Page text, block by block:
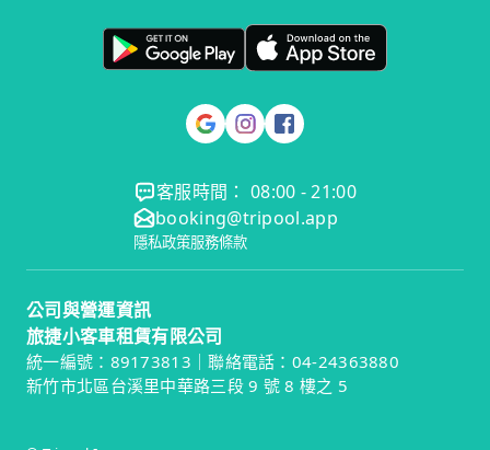
客服時間： 08:00 - 21:00
booking@tripool.app
隱私政策服務條款
公司與營運資訊
旅捷小客車租賃有限公司
統一編號：89173813｜聯絡電話：04-24363880
新竹市北區台溪里中華路三段 9 號 8 樓之 5